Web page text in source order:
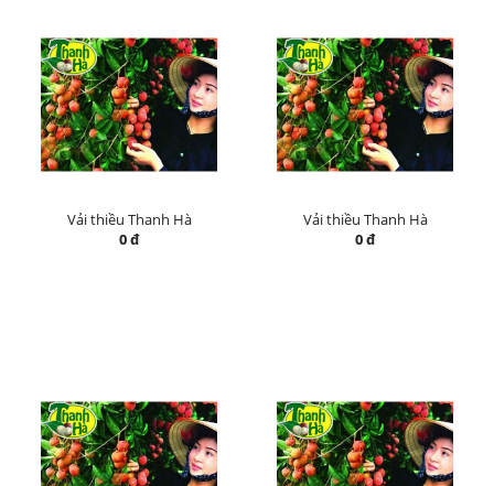
Vải thiều Thanh Hà
0 đ
Vải thiều Thanh Hà
0 đ